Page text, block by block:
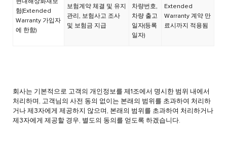
현대해상화재보
험(Extended
Warranty 가입자
에 한함)
보험계약 체결 및 유지
관리, 보험사고 조사
및 보험금 지급
차량번호,
차량 출고
일자(등록
일자)
Extended
Warranty 계약 만
료시까지 적용됨
회사는 기본적으로 고객의 개인정보를 제1조에서 명시한 범위 내에서
처리하며, 고객님의 사전 동의 없이는 본래의 범위를 초과하여 처리하
거나 제3자에게 제공하지 않으며, 본래의 범위를 초과하여 처리하거나
제3자에게 제공할 경우, 별도의 동의를 얻도록 하겠습니다.